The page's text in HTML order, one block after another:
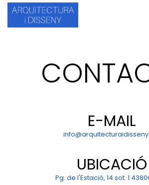
E-MAIL
UBICACIÓ
Pg. de l'Estació, 14 sot. 1